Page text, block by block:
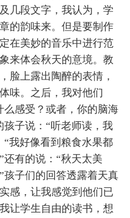
几段文字，我认为，学
的韵味来。但是要制作
在美妙的音乐中进行范
来体会秋天的意境。教
脸上露出陶醉的表情，
味。之后，我对他们
么感受？或者，你的脑海
孩子说：“听老师读，我
“我好像看到粮食水果都
有的说：“秋天太美
孩子们的回答透露着天真
感，让我感觉到他们已
让学生自由的读书，想